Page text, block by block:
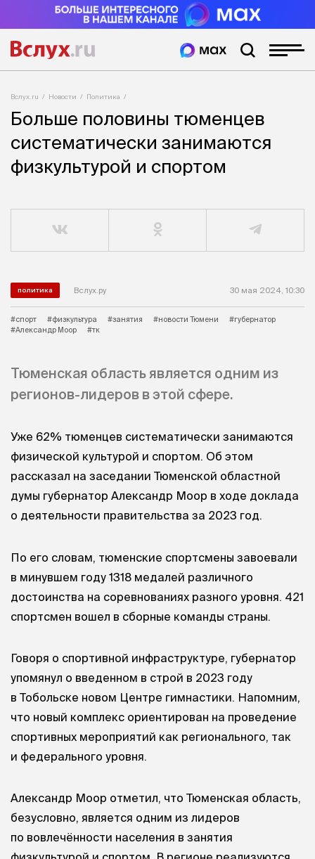
Вслух.ru Новости Политика
Больше половины тюменцев
систематически занимаются
физкультурой и спортом
политика Вслух.ру 30 мая 2024, 10:30
#спорт #физкультура #занятия #новости Тюмени
#губернатор
#Александр Моор
#тк
Тюменская область является одним из
регионов-лидеров в этой сфере.
Уже 62% тюменцев систематически занимаются
физической культурой и спортом. Об этом
рассказал на заседании Тюменской областной
думы губернатор Александр Моор в ходе доклада
о деятельности правительства за 2023 год.
По его словам, тюменские спортсмены завоевали
в минувшем году 1318 медалей различного
достоинства на соревнованиях разного уровня. 421
спортсмен вошел в сборные команды страны.
Говоря о спортивной инфраструктуре, губернатор
упомянул о введенном в строй в 2023 году
в Тобольске новом Центре гимнастики. Напомним,
что новый комплекс ориентирован на проведение
спортивных мероприятий как регионального, так
и федерального уровня.
Александр Моор отметил, что Тюменская область,
безусловно, является одним из лидеров
по вовлечённости населения в занятия